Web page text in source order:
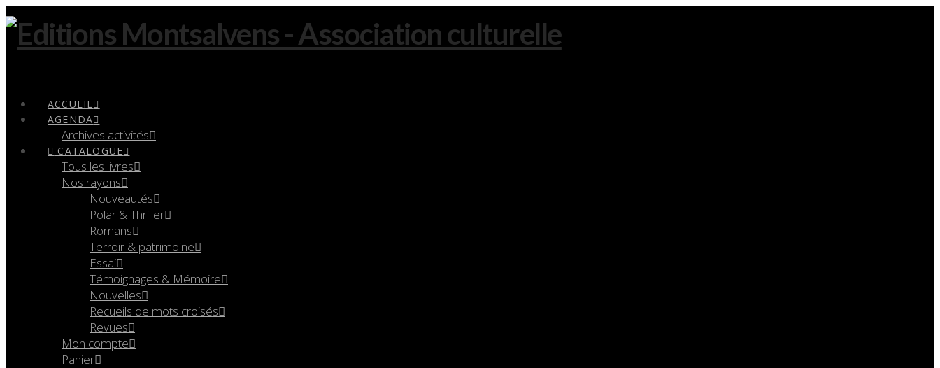
ACCUEIL
AGENDA
Archives activités
CATALOGUE
Tous les livres
Nos rayons
Nouveautés
Polar & Thriller
Romans
Terroir & patrimoine
Essai
Témoignages & Mémoire
Nouvelles
Recueils de mots croisés
Revues
Mon compte
Panier